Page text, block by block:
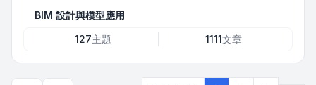
BIM 設計與模型應用
127主題 1111文章